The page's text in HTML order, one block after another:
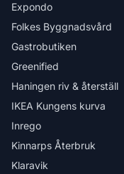
Expondo
Folkes Byggnadsvård
Gastrobutiken
Greenified
Haningen riv & återställ
IKEA Kungens kurva
Inrego
Kinnarps Återbruk
Klaravik